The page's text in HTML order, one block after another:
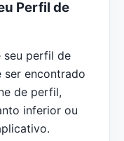
Perfil de
seu perfil de
ser encontrado
de perfil,
inferior ou